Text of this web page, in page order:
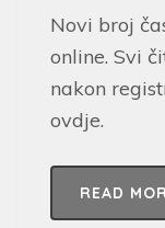
Novi broj
online. Svi
nakon
ovdje.
READ